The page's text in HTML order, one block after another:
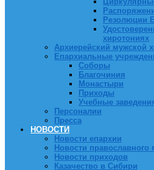
Резолюции
хиротониях
Архиерейский мужской
Епархиальные
Соборы
Благочиния
Монастыри
Приходы
Учебные
Персоналии
Пресса
НОВОСТИ
Новости епархии
Новости православного
Новости приходов
Казачество в Сибири